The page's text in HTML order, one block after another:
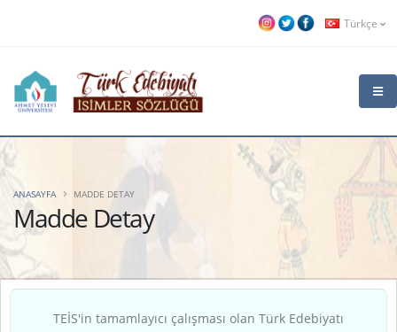
Türkçe
Madde Detay
ANASAYFA MADDE DETAY
TEİS'in tamamlayıcı çalışması olan Türk Edebiyatı